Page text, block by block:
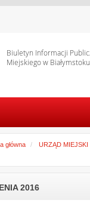
Biuletyn Informacji
Miejskiego w Białymstoku
główna URZĄD MIEJSKI
2016